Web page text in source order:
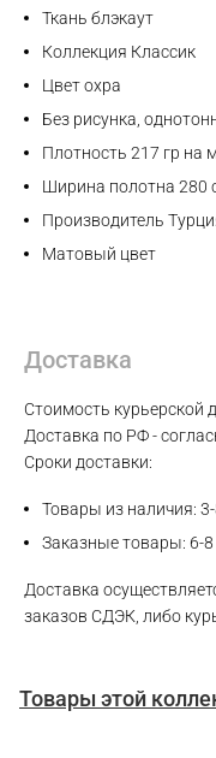
Ткань блэкаут
Коллекция Классик
Цвет охра
Без рисунка,
Плотность 217 гр на
Ширина полотна 280
Производитель
Матовый цвет
Доставка
Стоимость курьерской
Доставка по РФ -
Сроки доставки:
Товары из наличия:
Заказные товары: 6-8
Доставка
заказов СДЭК, либо
Товары этой